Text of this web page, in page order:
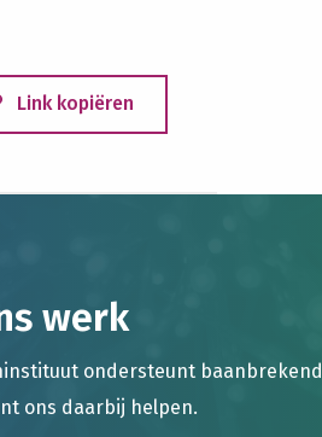
Link kopiëren
werk
ondersteunt baanbrekend
ons daarbij helpen.